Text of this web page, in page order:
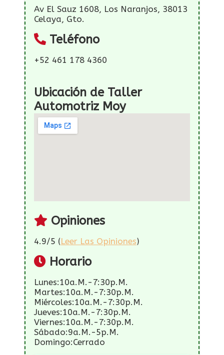
Av El Sauz 1608, Los Naranjos, 38013
Celaya, Gto.
Teléfono
+52 461 178 4360
Ubicación de Taller
Automotriz Moy
Opiniones
4.9/5 (Leer Las Opiniones)
Horario
Lunes:10a.m.-7:30p.m.
Martes:10a.m.-7:30p.m.
Miércoles:10a.m.-7:30p.m.
Jueves:10a.m.-7:30p.m.
Viernes:10a.m.-7:30p.m.
Sábado:9a.m.-5p.m.
Domingo:Cerrado